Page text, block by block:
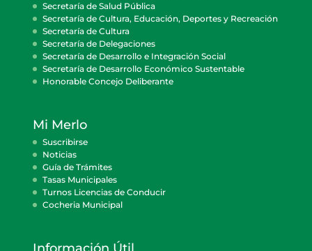
Secretaría de Salud Pública
Secretaría de Cultura, Educación, Deportes y Recreación
Secretaría de Cultura
Secretaría de Delegaciones
Secretaría de Desarrollo e Integración Social
Secretaría de Desarrollo Económico Sustentable
Honorable Concejo Deliberante
Mi Merlo
Suscribirse
Noticias
Guía de Trámites
Tasas Municipales
Turnos Licencias de Conducir
Cocheria Municipal